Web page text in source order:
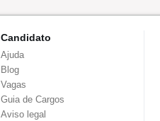
Candidato
Ajuda
Blog
Vagas
Guia de Cargos
Aviso legal